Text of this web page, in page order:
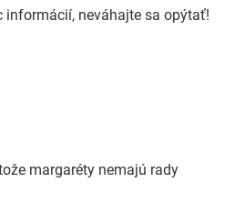
informácií, neváhajte sa opýtať!
margaréty nemajú rady